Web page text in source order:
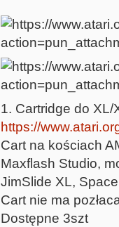
1. Cartridge do
https://
Cart na kościach
Maxflash Studio,
JimSlide XL,
Cart nie ma
Dostępne 3szt